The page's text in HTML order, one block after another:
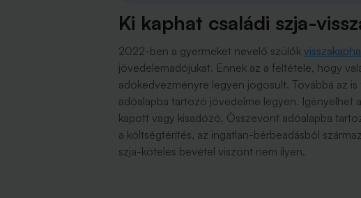
Ki kaphat családi szja-
2022-ben a gyermeket nevelő szülők
jövedelemadójukat. Ennek az a feltétele, hogy
adókedvezményre legyen jogosult. Továbbá az
adóalapba tartozó jövedelme legyen. Igényelhet
kapott vagy kisadózó. Összevont adóalapba
a költségtérítés, az ingatlan-bérbeadásból
szja-köteles bevétel viszont nem ilyen.